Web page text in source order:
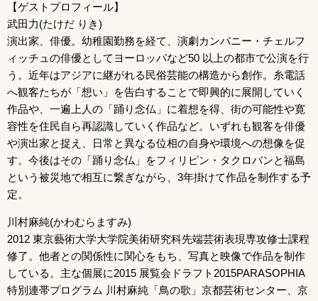
【ゲストプロフィール】
武田力(たけだ りき)
演出家、俳優。幼稚園勤務を経て、演劇カンパニー・チェルフ
ィッチュの俳優としてヨーロッパなど50 以上の都市で公演を行
う。近年はアジアに継がれる民俗芸能の構造から創作。糸電話
へ観客たちが「想い」を告白することで即興的に展開していく
作品や、一遍上人の「踊り念仏」に着想を得、街の可能性や寛
容性を住民自ら再認識していく作品など。いずれも観客を俳優
や演出家と捉え、日常と異なる位相の自身や環境への想像を促
す。今後はその「踊り念仏」をフィリピン・タクロバンと福島
という被災地で相互に繋ぎながら、3年掛けて作品を制作する予
定。
川村麻純(かわむらますみ)
2012 東京藝術大学大学院美術研究科先端芸術表現専攻修士課程
修了。他者との関係性に関心をもち、写真と映像で作品を制作
している。主な個展に2015 展覧会ドラフト2015PARASOPHIA
特別連帯プログラム 川村麻純「鳥の歌」京都芸術センター、京